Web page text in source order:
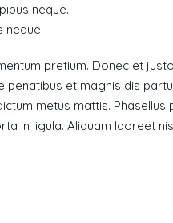
neque.
neque.
pretium. Donec et
penatibus et magnis dis
metus mattis.
in ligula. Aliquam laoreet